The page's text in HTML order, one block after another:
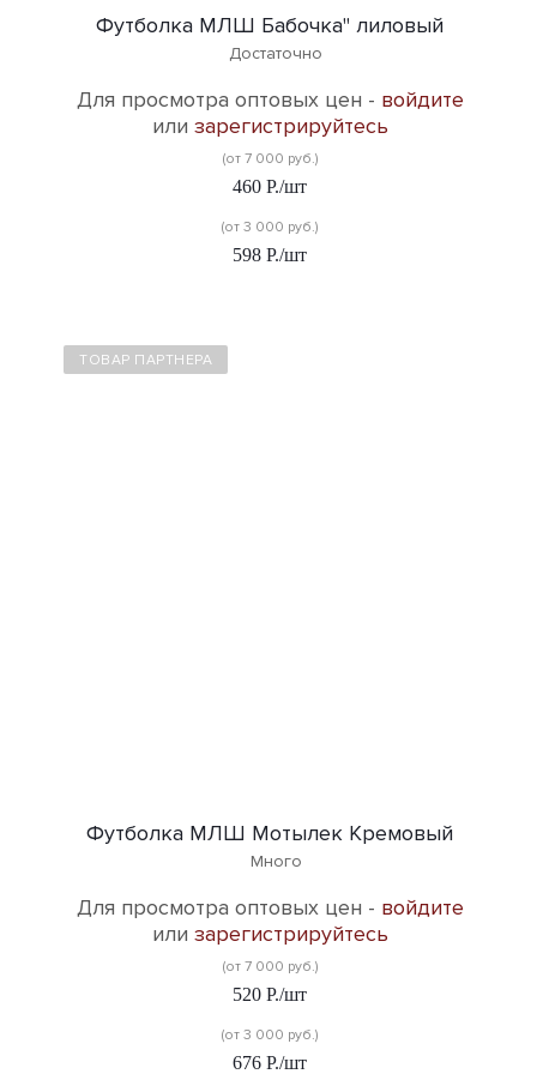
Футболка МЛШ Бабочка" лиловый
Достаточно
Для просмотра оптовых цен - войдите
или зарегистрируйтесь
(от 7 000 руб.)
460 Р./шт
(от 3 000 руб.)
598 Р./шт
ТОВАР ПАРТНЕРА
Футболка МЛШ Мотылек Кремовый
Много
Для просмотра оптовых цен - войдите
или зарегистрируйтесь
(от 7 000 руб.)
520 Р./шт
(от 3 000 руб.)
676 Р./шт